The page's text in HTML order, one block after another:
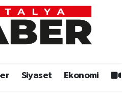
Siyaset Ekonomi
Eczaneler
Haritası